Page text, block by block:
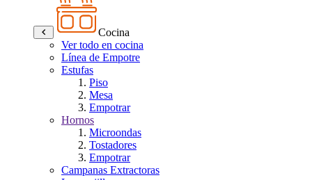
Cocina
Ver todo en cocina
Línea de Empotre
Estufas
Piso
Mesa
Empotrar
Hornos
Microondas
Tostadores
Empotrar
Campanas Extractoras